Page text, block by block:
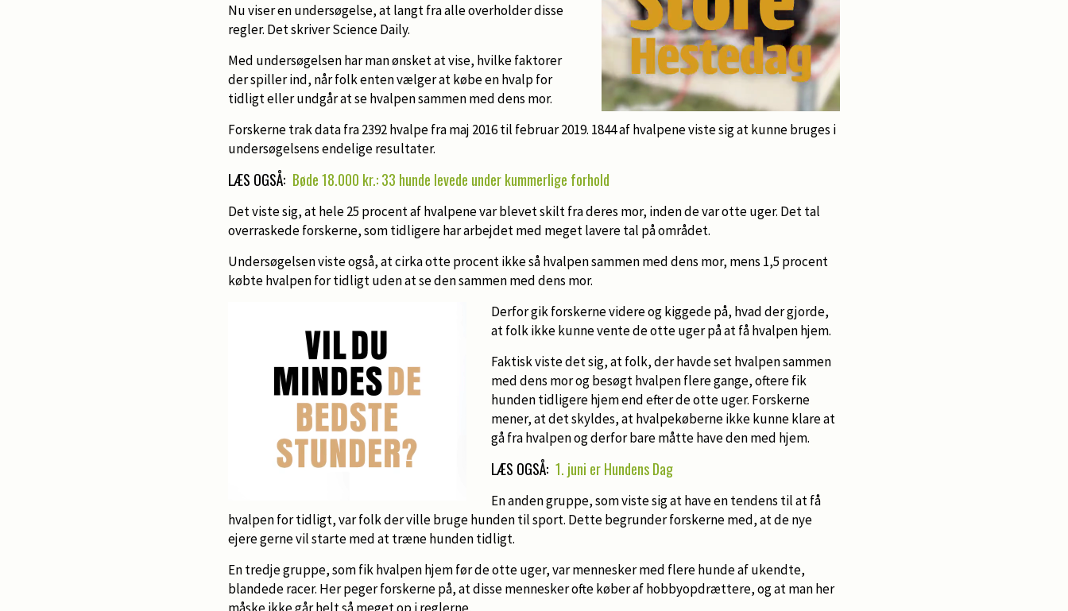
Nu viser en undersøgelse, at langt fra alle overholder disse
regler. Det skriver Science Daily.
Med undersøgelsen har man ønsket at vise, hvilke faktorer
der spiller ind, når folk enten vælger at købe en hvalp for
tidligt eller undgår at se hvalpen sammen med dens mor.
Forskerne trak data fra 2392 hvalpe fra maj 2016 til februar 2019. 1844 af hvalpene viste sig at kunne bruges i
undersøgelsens endelige resultater.
LÆS OGSÅ: Bøde 18.000 kr.: 33 hunde levede under kummerlige forhold
Det viste sig, at hele 25 procent af hvalpene var blevet skilt fra deres mor, inden de var otte uger. Det tal
overraskede forskerne, som tidligere har arbejdet med meget lavere tal på området.
Undersøgelsen viste også, at cirka otte procent ikke så hvalpen sammen med dens mor, mens 1,5 procent
købte hvalpen for tidligt uden at se den sammen med dens mor.
Derfor gik forskerne videre og kiggede på, hvad der gjorde,
at folk ikke kunne vente de otte uger på at få hvalpen hjem.
Faktisk viste det sig, at folk, der havde set hvalpen sammen
med dens mor og besøgt hvalpen flere gange, oftere fik
hunden tidligere hjem end efter de otte uger. Forskerne
mener, at det skyldes, at hvalpekøberne ikke kunne klare at
gå fra hvalpen og derfor bare måtte have den med hjem.
LÆS OGSÅ: 1. juni er Hundens Dag
En anden gruppe, som viste sig at have en tendens til at få
hvalpen for tidligt, var folk der ville bruge hunden til sport. Dette begrunder forskerne med, at de nye
ejere gerne vil starte med at træne hunden tidligt.
En tredje gruppe, som fik hvalpen hjem før de otte uger, var mennesker med flere hunde af ukendte,
blandede racer. Her peger forskerne på, at disse mennesker ofte køber af hobbyopdrættere, og at man her
måske ikke går helt så meget op i reglerne.